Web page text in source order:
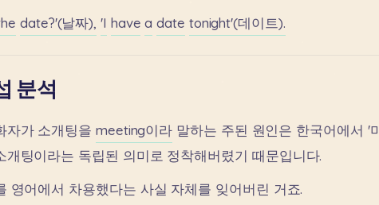
date?'(날짜), 'I have a date tonight'(데이트).
분석
자가 소개팅을 meeting이라 말하는 주된 원인은 한국어에서 '
개팅이라는 독립된 의미로 정착해버렸기 때문입니다.
영어에서 차용했다는 사실 자체를 잊어버린 거죠.